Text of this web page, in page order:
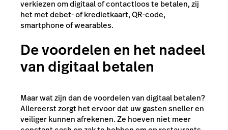
verkiezen om digitaal of contactloos te betalen, zij
het met debet- of kredietkaart, QR-code,
smartphone of wearables.
De voordelen en het nadeel
van digitaal betalen
Maar wat zijn dan de voordelen van digitaal betalen?
Allereerst zorgt het ervoor dat uw gasten sneller en
veiliger kunnen afrekenen. Ze hoeven niet meer